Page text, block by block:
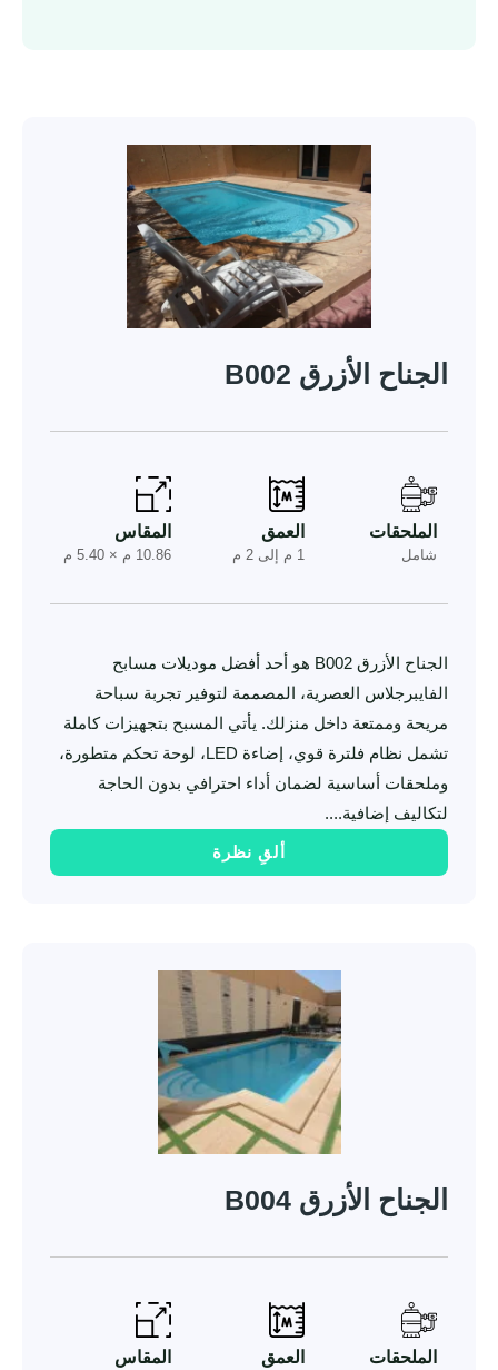
الجناح الأزرق B002
الملحقات
شامل
العمق
1 م إلى 2 م
المقاس
10.86 م × 5.40 م
الجناح الأزرق B002 هو أحد أفضل موديلات مسابح
الفايبرجلاس العصرية، المصممة لتوفير تجربة سباحة
مريحة وممتعة داخل منزلك. يأتي المسبح بتجهيزات كاملة
تشمل نظام فلترة قوي، إضاءة LED، لوحة تحكم متطورة،
وملحقات أساسية لضمان أداء احترافي بدون الحاجة
لتكاليف إضافية....
ألقِ نظرة
الجناح الأزرق B004
الملحقات العمق المقاس